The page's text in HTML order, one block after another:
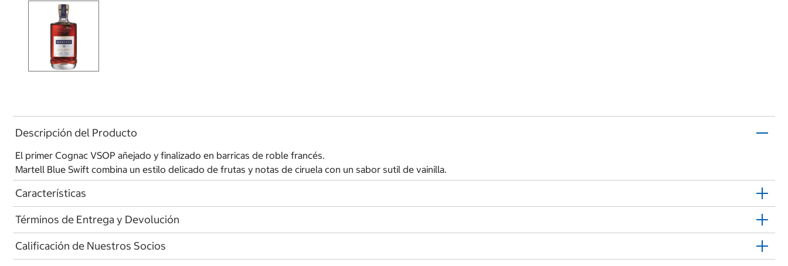
Descripción del Producto
El primer Cognac VSOP añejado y finalizado en barricas de roble francés.
Martell Blue Swift combina un estilo delicado de frutas y notas de ciruela con un sabor sutil de vainilla.
Características
Términos de Entrega y Devolución
Calificación de Nuestros Socios